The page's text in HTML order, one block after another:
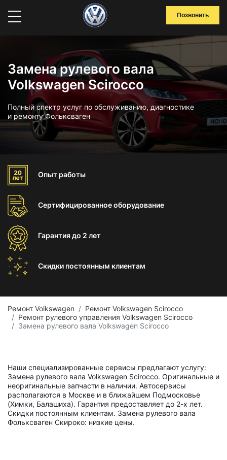
Позвонить
Замена рулевого вала
Volkswagen Scirocco
Полный спектр услуг по обслуживанию, диагностике
и ремонту Фольксваген
Опыт работы
Сертифицированноеоборудование
Гарантиядо 2 лет
Скидки постоянным клиентам
Ремонт Volkswagen
Ремонт Volkswagen Scirocco
Ремонт рулевого управления Volkswagen Scirocco
Замена рулевого вала Volkswagen Scirocco
Наши специализированные сервисы предлагают услугу:
Замена рулевого вала Volkswagen Scirocco. Оригинальные и
неоригинальные запчасти в наличии. Автосервисы
располагаются в Москве и в ближайшем Подмосковье
(Химки, Балашиха). Гарантия предоставляет до 2-х лет.
Скидки постоянным клиентам. Замена рулевого вала
Фольксваген Скироко: низкие цены.